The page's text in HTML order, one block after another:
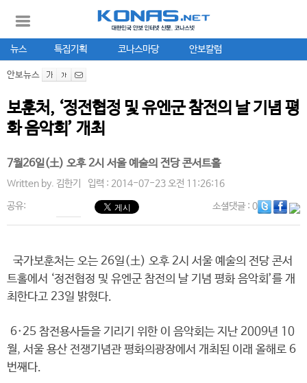
뉴스 특집기획 코나스마당 안보칼럼
안보뉴스
보훈처, ‘정전협정 및 유엔군 참전의 날 기념 평
화 음악회’ 개최
7월26일(土) 오후 2시 서울 예술의 전당 콘서트홀
Written by. 김한기 입력 : 2014-07-23 오전 11:26:16
공유: 소셜댓글: 0
국가보훈처는 오는 26일(土) 오후 2시 서울 예술의 전당 콘서
트홀에서 ‘정전협정 및 유엔군 참전의 날 기념 평화 음악회’를 개
최한다고 23일 밝혔다.
6·25 참전용사들을 기리기 위한 이 음악회는 지난 2009년 10
월, 서울 용산 전쟁기념관 평화의광장에서 개최된 이래 올해로 6
번째다.